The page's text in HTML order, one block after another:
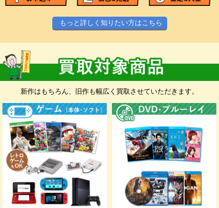
もっと詳しく知りたい方はこちら
スマホやPCからお気軽にお申込みくださ
い。 無料集荷、無料ダンボールをご希望の
お申込み前に
入金先確認のため、お手元に銀行口座の情報と身分証明書が分
かるものをご準備いただくと入力に便利です。
※身分証明書は、スマホなどで撮影したものをお申込み時にア
ップロードしていただきます。
マイナンバーカー
運転免許証 資格確認書
新作はもちろん、旧作も幅広く買取させていただきます。